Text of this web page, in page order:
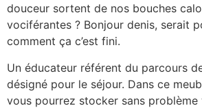
douceur sortent de nos bouches
vociférantes ? Bonjour denis, serait
comment ça c’est fini.
Un éducateur référent du parcours
désigné pour le séjour. Dans ce
vous pourrez stocker sans